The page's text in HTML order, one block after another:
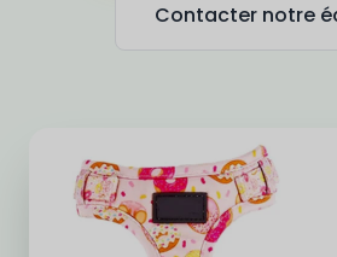
Contacter notre